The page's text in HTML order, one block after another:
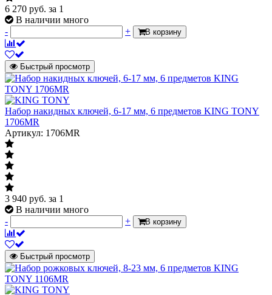
6 270 руб. за 1
В наличии много
-
+ В корзину
Быстрый просмотр
Набор накидных ключей, 6-17 мм, 6 предметов KING TONY
1706MR
Артикул: 1706MR
3 940 руб. за 1
В наличии много
-
+ В корзину
Быстрый просмотр